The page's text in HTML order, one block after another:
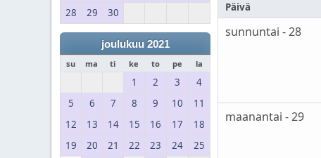
28
29 30
joulukuu 2021
su ma ti ke to pe la
1 2 3
4
5
6 7 8 9 10
11
12
13 14 15 16 17
18
19
20 21 22 23 24
25
Päivä
sunnuntai - 28
maanantai - 29